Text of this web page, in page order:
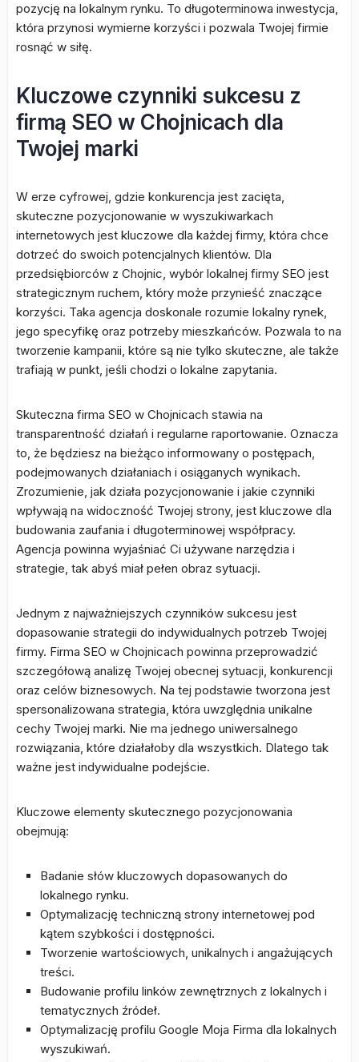
pozycję na lokalnym rynku. To długoterminowa inwestycja,
która przynosi wymierne korzyści i pozwala Twojej firmie
rosnąć w siłę.
Kluczowe czynniki sukcesu z
firmą SEO w Chojnicach dla
Twojej marki
W erze cyfrowej, gdzie konkurencja jest zacięta,
skuteczne pozycjonowanie w wyszukiwarkach
internetowych jest kluczowe dla każdej firmy, która chce
dotrzeć do swoich potencjalnych klientów. Dla
przedsiębiorców z Chojnic, wybór lokalnej firmy SEO jest
strategicznym ruchem, który może przynieść znaczące
korzyści. Taka agencja doskonale rozumie lokalny rynek,
jego specyfikę oraz potrzeby mieszkańców. Pozwala to na
tworzenie kampanii, które są nie tylko skuteczne, ale także
trafiają w punkt, jeśli chodzi o lokalne zapytania.
Skuteczna firma SEO w Chojnicach stawia na
transparentność działań i regularne raportowanie. Oznacza
to, że będziesz na bieżąco informowany o postępach,
podejmowanych działaniach i osiąganych wynikach.
Zrozumienie, jak działa pozycjonowanie i jakie czynniki
wpływają na widoczność Twojej strony, jest kluczowe dla
budowania zaufania i długoterminowej współpracy.
Agencja powinna wyjaśniać Ci używane narzędzia i
strategie, tak abyś miał pełen obraz sytuacji.
Jednym z najważniejszych czynników sukcesu jest
dopasowanie strategii do indywidualnych potrzeb Twojej
firmy. Firma SEO w Chojnicach powinna przeprowadzić
szczegółową analizę Twojej obecnej sytuacji, konkurencji
oraz celów biznesowych. Na tej podstawie tworzona jest
spersonalizowana strategia, która uwzględnia unikalne
cechy Twojej marki. Nie ma jednego uniwersalnego
rozwiązania, które działałoby dla wszystkich. Dlatego tak
ważne jest indywidualne podejście.
Kluczowe elementy skutecznego pozycjonowania
obejmują:
Badanie słów kluczowych dopasowanych do
lokalnego rynku.
Optymalizację techniczną strony internetowej pod
kątem szybkości i dostępności.
Tworzenie wartościowych, unikalnych i angażujących
treści.
Budowanie profilu linków zewnętrznych z lokalnych i
tematycznych źródeł.
Optymalizację profilu Google Moja Firma dla lokalnych
wyszukiwań.